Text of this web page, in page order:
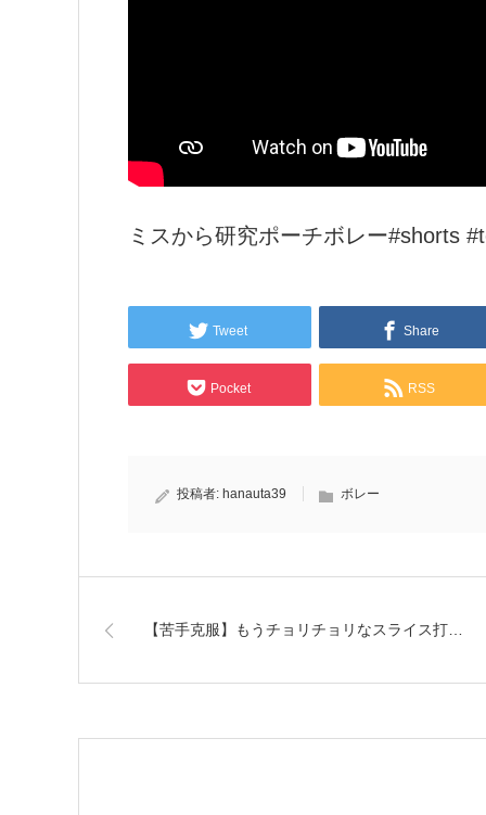
ミスから研究ポーチボレー#shorts
Tweet Share
Pocket RSS
投稿者: hanauta39 ボレー
【苦手克服】もうチョリチョリなスライス打…